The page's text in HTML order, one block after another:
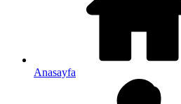
Anasayfa